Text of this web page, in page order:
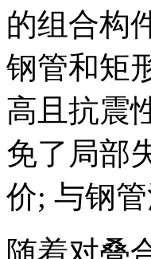
的组合构
钢管和矩
高且抗震
免了局部
价; 与钢